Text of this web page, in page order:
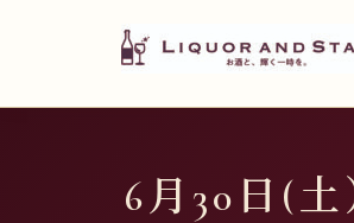
LIQUOR AND
世界のリカーショップ
6月30日(